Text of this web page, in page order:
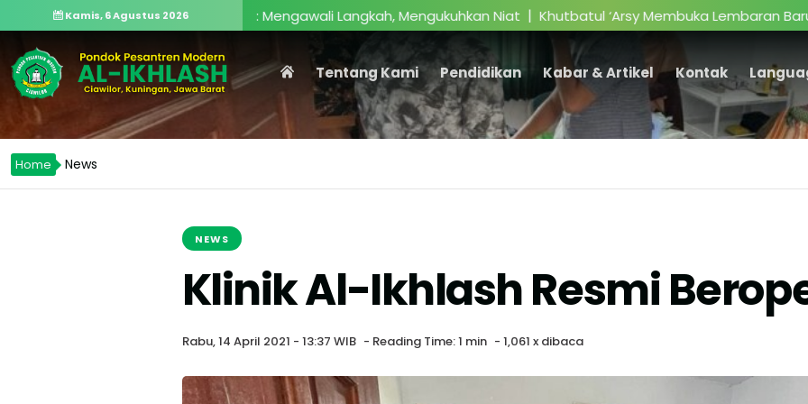
Tentang Kami Pendidikan Kabar & Artikel Kontak
Kepondokmodernan: Mengawali Langkah, Mengukuhkan Niat|Khutbatul ‘Arsy Membuka Lembaran Baru
Kamis, 6 Agustus 2026
Home News
NEWS
Klinik Al-Ikhlash Resmi
Rabu, 14 April 2021 - 13:37 WIB - Reading Time: 1 min - 1,061 x dibaca